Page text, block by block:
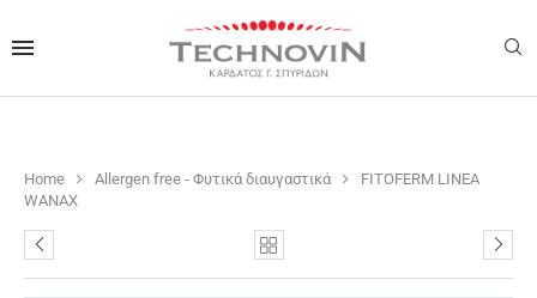
Home Allergen free - Φυτικά διαυγαστικά
FITOFERM LINEA
WANAX